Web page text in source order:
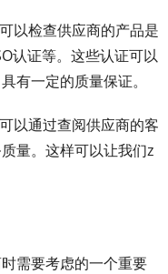
以检查供应商的产品是
认证等。这些认证可以
有一定的质量保证。
以通过查阅供应商的客
量。这样可以让我们z
需要考虑的一个重要